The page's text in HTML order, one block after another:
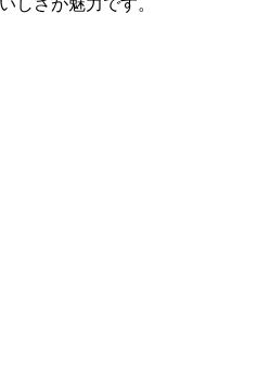
しさが魅力です。